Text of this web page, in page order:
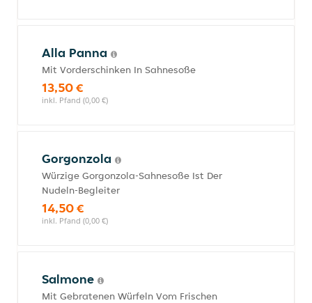
Alla Panna
Mit Vorderschinken In Sahnesoße
13,50 €
inkl. Pfand (0,00 €)
Gorgonzola
Würzige Gorgonzola-Sahnesoße Ist Der
Nudeln-Begleiter
14,50 €
inkl. Pfand (0,00 €)
Salmone
Mit Gebratenen Würfeln Vom Frischen